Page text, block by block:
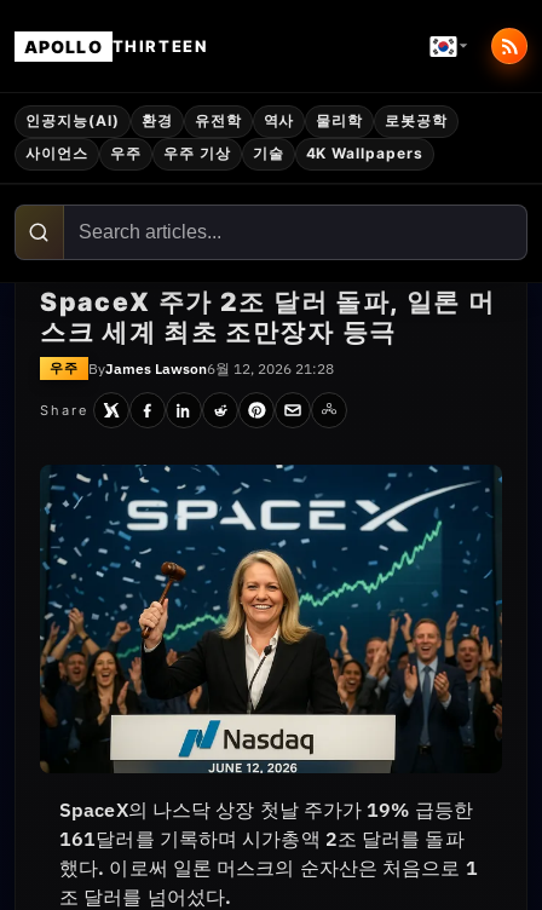
APOLLO THIRTEEN
인공지능(AI) 환경 유전학 역사 물리학
로봇공학
사이언스
우주 우주 기상 기술 4K Wallpapers
SpaceX 주가 2조 달러 돌파, 일론 머
스크 세계 최초 조만장자 등극
우주 ByJames Lawson6월 12, 2026 21:28
Share
SpaceX의 나스닥 상장 첫날 주가가 19% 급등한
161달러를 기록하며 시가총액 2조 달러를 돌파
했다. 이로써 일론 머스크의 순자산은 처음으로 1
조 달러를 넘어섰다.